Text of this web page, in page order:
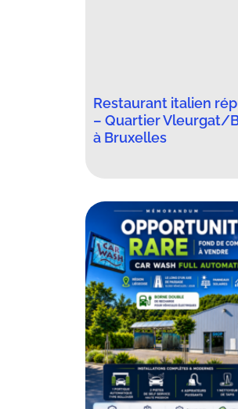
Restaurant italien
– Quartier Vleurgat/
à Bruxelles